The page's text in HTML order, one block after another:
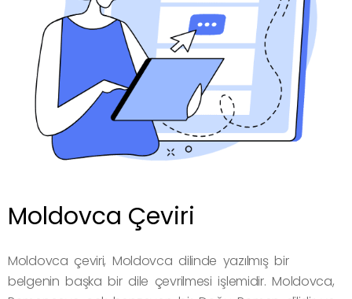
Moldovca Çeviri
Moldovca çeviri, Moldovca dilinde yazılmış bir
belgenin başka bir dile çevrilmesi işlemidir. Moldovca,